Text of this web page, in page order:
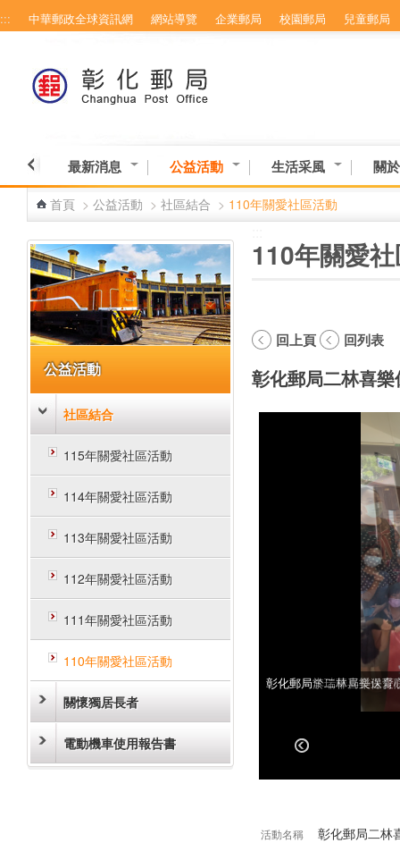
跳到主要內容區塊
::: 中華郵政全球資訊網 網站導覽 企業郵局 校園郵局 兒童郵局
最新消息 公益活動 生活采風 關
首頁 > 公益活動 > 社區結合 > 110年關愛社區活動
公益活動
社區結合
115年關愛社區活動
114年關愛社區活動
113年關愛社區活動
112年關愛社區活動
111年關愛社區活動
110年關愛社區活動
關懷獨居長者
電動機車使用報告書
110年關愛
回上頁 回列表
彰化郵局二林喜
彰化郵局於二林喜樂保育
彰化郵局李瑞華局長送愛
活動名稱 彰化郵局二林